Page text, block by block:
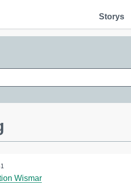
Storys
Wismar